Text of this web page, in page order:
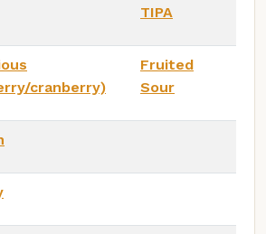
TIPA
cranberry)
Fruited
Sour